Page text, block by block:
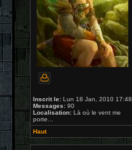
Inscrit le: Lun 18 Jan, 2010 17:48
Messages: 90
Localisation: Là où le vent me
porte...
Haut